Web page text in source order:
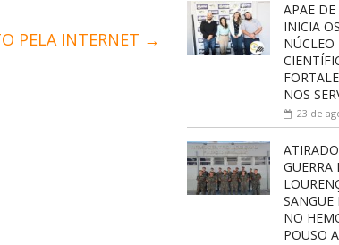
PELA INTERNET →
APAE
INICIA
NÚCLEO
NOS
23 de
GUERRA
SANGUE
NO
POUSO